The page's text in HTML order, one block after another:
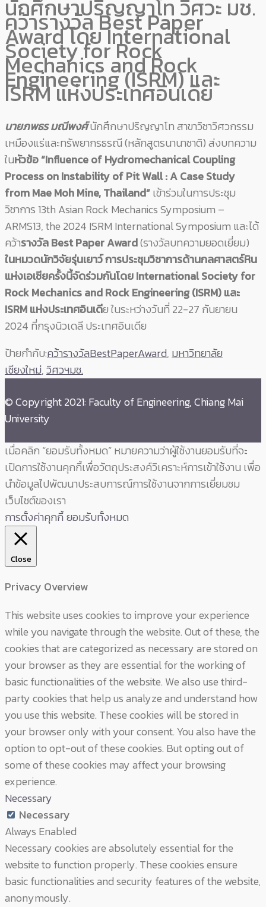
นักศึกษาปริญญาโท วิศวะ มช.
คว้ารางวัล Best Paper
Award โดย International
Society for Rock
Mechanics and Rock
Engineering (ISRM) และ
ISRM แห่งประเทศอินเดีย
นายภพธร มณีพงศ์นักศึกษาปริญญาโท สาขาวิชาวิศวกรรม
เหมืองแร่และทรัพยากรธรณี (หลักสูตรนานาชาติ) ส่งบทความ
ในหัวข้อ “Influence of Hydromechanical Coupling
Process on Instability of Pit Wall : A Case Study
from Mae Moh Mine, Thailand”เข้าร่วมในการประชุม
วิชาการ 13th Asian Rock Mechanics Symposium –
ARMS13, the 2024 ISRM International Symposium และได้
คว้ารางวัล Best Paper Award(รางวัลบทความยอดเยี่ยม)
ในหมวดนักวิจัยรุ่นเยาว์ การประชุมวิชาการด้านกลศาสตร์หิน
แห่งเอเชียครั้งนี้จัดร่วมกันโดย International Society for
Rock Mechanics and Rock Engineering (ISRM) และ
ISRM แห่งประเทศอินเดีย ในระหว่างวันที่ 22-27 กันยายน
2024 ที่กรุงนิวเดลี ประเทศอินเดีย
ป้ายกำกับ:คว้ารางวัลBestPaperAward, มหาวิทยาลัย
เชียงใหม่,วิศวฯมช.
© Copyright 2021: Faculty of Engineering, Chiang Mai
University
เมื่อคลิก “ยอมรับทั้งหมด” หมายความว่าผู้ใช้งานยอมรับที่จะ
เปิดการใช้งานคุกกี้เพื่อวัตถุประสงค์วิเคราะห์การเข้าใช้งาน เพื่อ
นำข้อมูลไปพัฒนาประสบการณ์การใช้งานจากการเยี่ยมชม
เว็บไซต์ของเรา
การตั้งค่าคุกกี้ยอมรับทั้งหมด
Close
Privacy Overview
This website uses cookies to improve your experience
while you navigate through the website. Out of these, the
cookies that are categorized as necessary are stored on
your browser as they are essential for the working of
basic functionalities of the website. We also use third-
party cookies that help us analyze and understand how
you use this website. These cookies will be stored in
your browser only with your consent. You also have the
option to opt-out of these cookies. But opting out of
some of these cookies may affect your browsing
experience.
Necessary
Necessary
Always Enabled
Necessary cookies are absolutely essential for the
website to function properly. These cookies ensure
basic functionalities and security features of the website,
anonymously.